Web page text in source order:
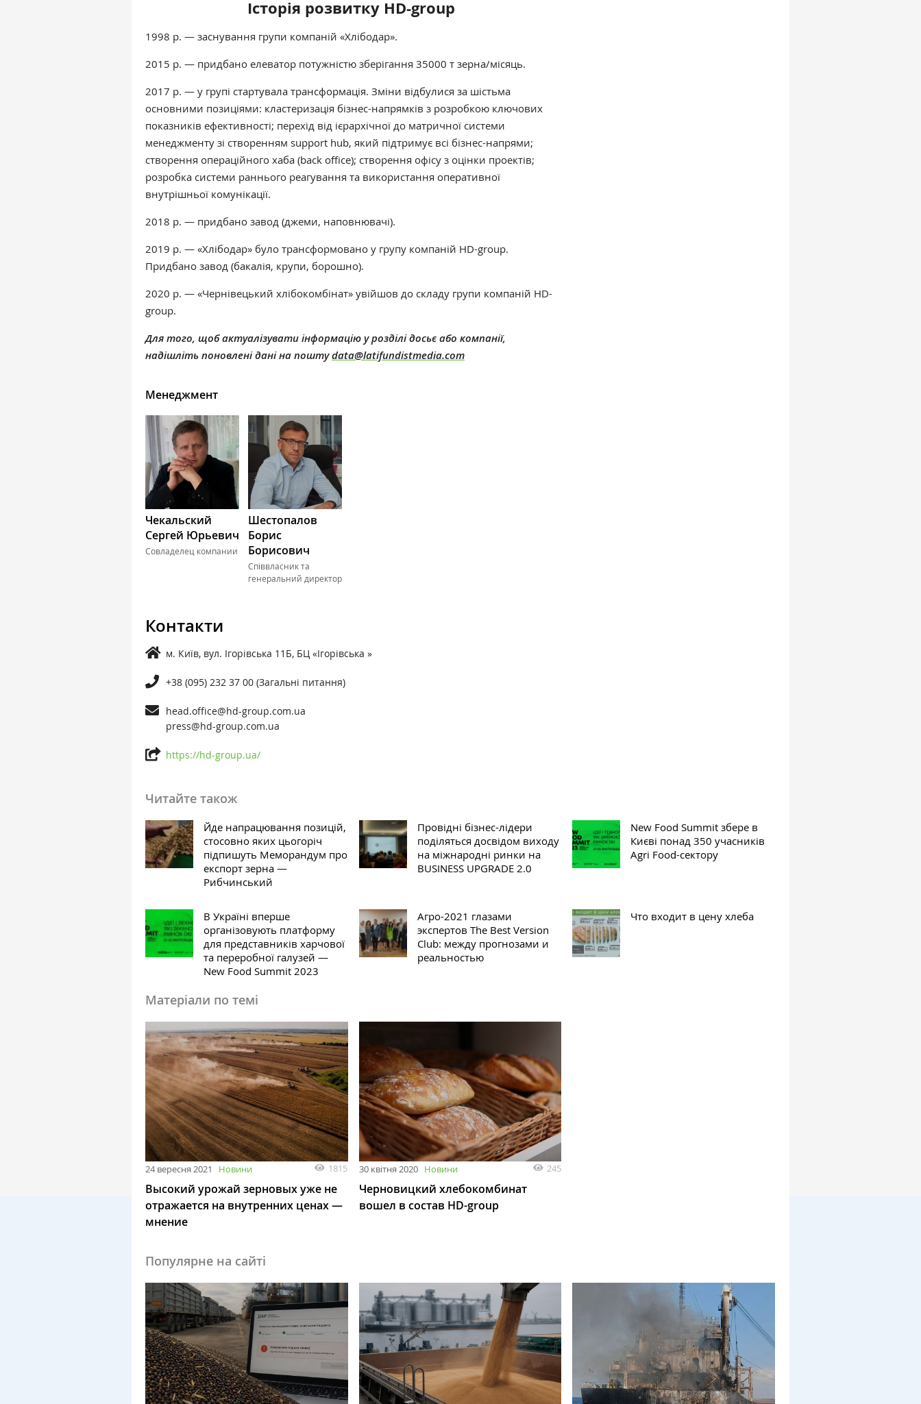
Історія розвитку HD-group
1998 р. — заснування групи компаній «Хлібодар».
2015 р. — придбано елеватор потужністю зберігання 35000 т зерна/місяць.
2017 р. — у групі стартувала трансформація. Зміни відбулися за шістьма
основними позиціями: кластеризація бізнес-напрямків з розробкою ключових
показників ефективності; перехід від ієрархічної до матричної системи
менеджменту зі створенням support hub, який підтримує всі бізнес-напрями;
створення операційного хаба (back office); створення офісу з оцінки проектів;
розробка системи раннього реагування та використання оперативної
внутрішньої комунікації.
2018 р. — придбано завод (джеми, наповнювачі).
2019 р. — «Хлібодар» було трансформовано у групу компаній HD-group.
Придбано завод (бакалія, крупи, борошно).
2020 р. — «Чернівецький хлібокомбінат» увійшов до складу групи компаній HD-
group.
Для того, щоб актуалізувати інформацію у розділі досьє або компанії,
надішліть поновлені дані на поштуdata@latifundistmedia.com
Менеджмент
Чекальский
Сергей Юрьевич
Совладелец компании
Шестопалов
Борис
Борисович
Співвласник та
генеральний директор
Контакти
м. Київ, вул. Ігорівська 11Б, БЦ «Ігорівська »
+38 (095) 232 37 00 (Загальні питання)
head.office@hd-group.com.ua
press@hd-group.com.ua
https://hd-group.ua/
Читайте також
Йде напрацювання позицій,
стосовно яких цьогоріч
підпишуть Меморандум про
експорт зерна —
Рибчинський
Провідні бізнес-лідери
поділяться досвідом виходу
на міжнародні ринки на
BUSINESS UPGRADE 2.0
New Food Summit збере в
Києві понад 350 учасників
Agri Food-сектору
В Україні вперше
організовують платформу
для представників харчової
та переробної галузей —
New Food Summit 2023
Агро-2021 глазами
экспертов The Best Version
Club: между прогнозами и
реальностью
Что входит в цену хлеба
Матеріали по темі
24 вересня 2021 Новини 1815
Выcокий урожай зерновых уже не
отражается на внутренних ценах —
мнение
30 квітня 2020 Новини 245
Черновицкий хлебокомбинат
вошел в состав HD-group
Популярне на сайті